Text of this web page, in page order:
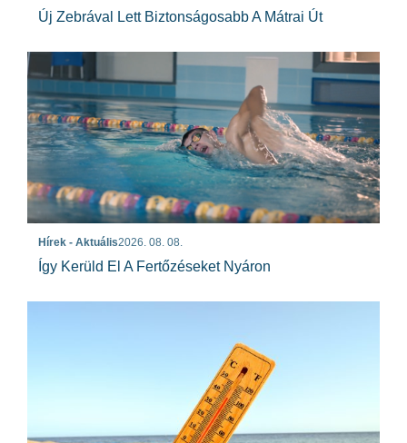
Új Zebrával Lett Biztonságosabb A Mátrai Út
Hírek - Aktuális2026. 08. 08.
Így Kerüld El A Fertőzéseket Nyáron